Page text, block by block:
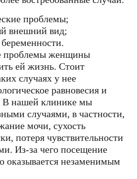
проблемы;
внешний вид;
проблемы женщины
ей жизнь. Стоит
случаях у нее
равновесия и
В нашей клинике мы
случаями, в частности,
мочи, сухость
потеря чувствительности
Из-за чего посещение
оказывается незаменимым